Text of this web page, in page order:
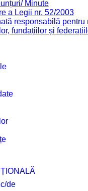
Minute
a Legii nr. 52/2003
responsabilă
fundațiilor și
de